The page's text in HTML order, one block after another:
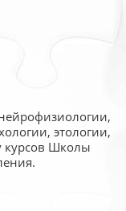
этологии,
курсов Школы